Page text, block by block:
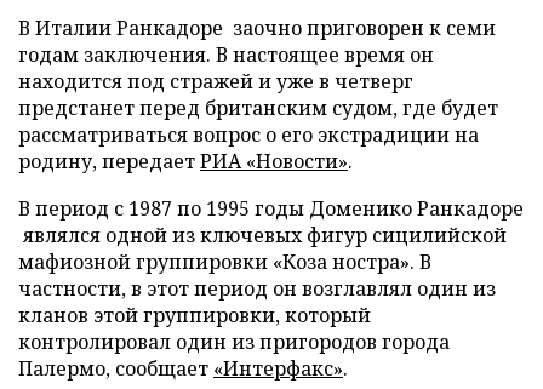
В Италии Ранкадоре заочно приговорен к семи
годам заключения. В настоящее время он
находится под стражей и уже в четверг
предстанет перед британским судом, где будет
рассматриваться вопрос о его экстрадиции на
родину, передаетРИА «Новости».
В период с 1987 по 1995 годы Доменико Ранкадоре
являлся одной из ключевых фигур сицилийской
мафиозной группировки «Коза ностра». В
частности, в этот период он возглавлял один из
кланов этой группировки, который
контролировал один из пригородов города
Палермо, сообщает «Интерфакс».